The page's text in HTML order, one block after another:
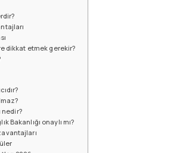
dikkat etmek gerekir?
nedir?
Bakanlığı onaylı mı?